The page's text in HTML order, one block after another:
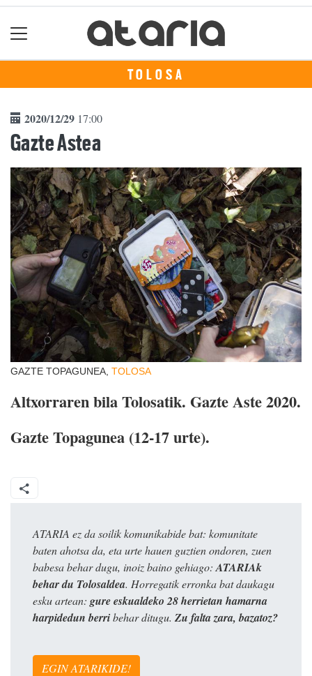
TOLOSA
2020/12/29 17:00
Gazte Astea
GAZTE TOPAGUNEA, TOLOSA
Altxorraren bila Tolosatik. Gazte Aste 2020.
Gazte Topagunea (12-17 urte).
ATARIA ez da soilik komunikabide bat: komunitate
baten ahotsa da, eta urte hauen guztien ondoren, zuen
babesa behar dugu, inoiz baino gehiago:ATARIAk
behar du Tolosaldea. Horregatik erronka bat daukagu
esku artean: gure eskualdeko 28 herrietan hamarna
harpidedun berribehar ditugu. Zu falta zara, bazatoz?
EGIN ATARIKIDE!